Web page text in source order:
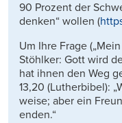
90 Prozent der
denken“ wollen (
Um Ihre Frage
Stöhlker: Gott wird
hat ihnen den Weg
13,20 (Lutherbibel):
weise; aber ein
enden.“